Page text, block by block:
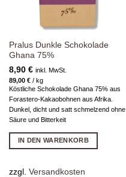
Pralus Dunkle Schokolade
Ghana 75%
8,90 € inkl. MwSt.
89,00 €/ kg
Köstliche Schokolade Ghana 75% aus
Forastero-Kakaobohnen aus Afrika.
Dunkel, dicht und satt schmelzend ohne
Säure und Bitterkeit
IN DEN WARENKORB
zzgl. Versandkosten